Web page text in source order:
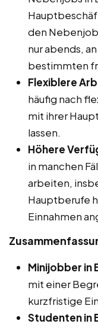
den
nur abends,
bestimmten
Flexiblere
häufig nach
mit ihrer
lassen.
Höhere
in manchen
arbeiten,
Hauptberufe
Einnahmen
Minijobber in
mit einer
kurzfristige
Studenten in